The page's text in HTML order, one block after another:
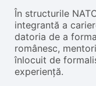
În structurile
integrantă a
datoria de a
românesc,
înlocuit de
experiență.